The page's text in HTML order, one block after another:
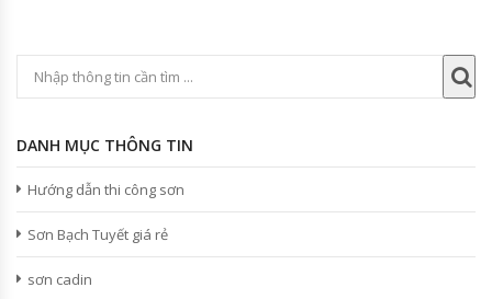
DANH MỤC THÔNG TIN
Hướng dẫn thi công sơn
Sơn Bạch Tuyết giá rẻ
sơn cadin